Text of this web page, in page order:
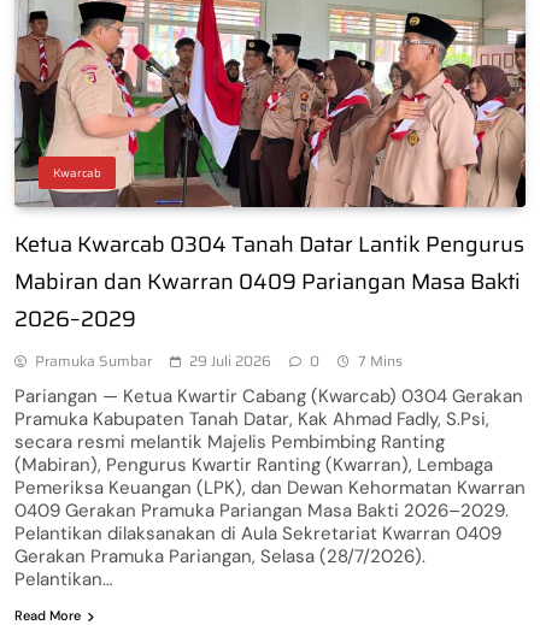
Kwarcab
Ketua Kwarcab 0304 Tanah Datar Lantik Pengurus
Mabiran dan Kwarran 0409 Pariangan Masa Bakti
2026–2029
Pramuka Sumbar 29 Juli 2026 0 7 Mins
Pariangan — Ketua Kwartir Cabang (Kwarcab) 0304 Gerakan
Pramuka Kabupaten Tanah Datar, Kak Ahmad Fadly, S.Psi,
secara resmi melantik Majelis Pembimbing Ranting
(Mabiran), Pengurus Kwartir Ranting (Kwarran), Lembaga
Pemeriksa Keuangan (LPK), dan Dewan Kehormatan Kwarran
0409 Gerakan Pramuka Pariangan Masa Bakti 2026–2029.
Pelantikan dilaksanakan di Aula Sekretariat Kwarran 0409
Gerakan Pramuka Pariangan, Selasa (28/7/2026).
Pelantikan…
Read More